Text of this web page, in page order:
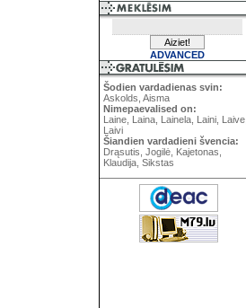
ADVANCED
Šodien vardadienas svin:
Askolds, Aisma
Nimepaevalised on:
Laine, Laina, Lainela, Laini, Laive,
Laivi
Šiandien vardadieni švencia:
Drąsutis, Jogilė, Kajetonas,
Klaudija, Sikstas